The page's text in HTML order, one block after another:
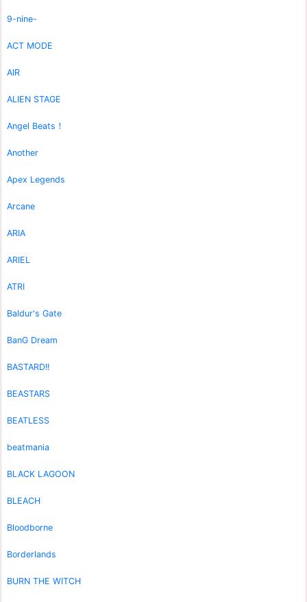
9-nine-
ACT MODE
AIR
ALIEN STAGE
Angel Beats！
Another
Apex Legends
Arcane
ARIA
ARIEL
ATRI
Baldur's Gate
BanG Dream
BASTARD!!
BEASTARS
BEATLESS
beatmania
BLACK LAGOON
BLEACH
Bloodborne
Borderlands
BURN THE WITCH